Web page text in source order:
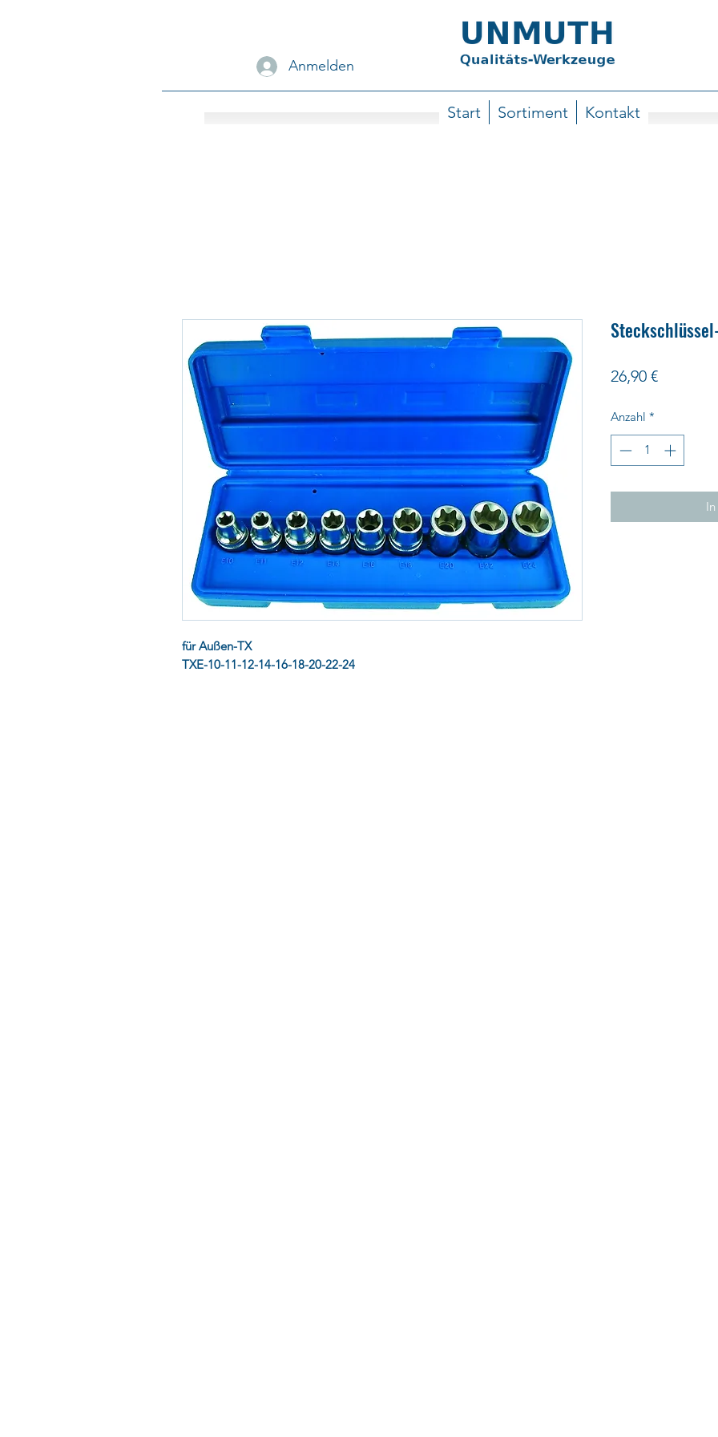
Anmelden
Start Sortiment Kontakt
für Außen-TX
TXE-10-11-12-14-16-18-20-22-24
26,90 €Preis
Anzahl *